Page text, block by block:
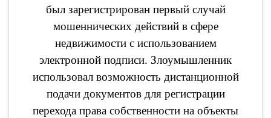
был зарегистрирован первый случай
мошеннических действий в сфере
недвижимости с использованием
электронной подписи. Злоумышленник
использовал возможность дистанционной
подачи документов для регистрации
перехода права собственности на объекты